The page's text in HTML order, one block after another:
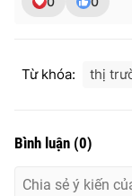
Từ khóa: thị
Bình luận (0)